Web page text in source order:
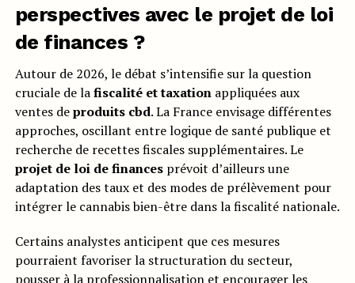
perspectives avec le projet de loi
de finances ?
Autour de 2026, le débat s’intensifie sur la question
cruciale de lafiscalité et taxationappliquées aux
ventes deproduits cbd. La France envisage différentes
approches, oscillant entre logique de santé publique et
recherche de recettes fiscales supplémentaires. Le
projet de loi de financesprévoit d’ailleurs une
adaptation des taux et des modes de prélèvement pour
intégrer le cannabis bien-être dans la fiscalité nationale.
Certains analystes anticipent que ces mesures
pourraient favoriser la structuration du secteur,
pousser à la professionnalisation et encourager les